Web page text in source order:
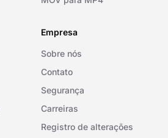
Empresa
Sobre nós
Contato
Segurança
Carreiras
Registro de alterações